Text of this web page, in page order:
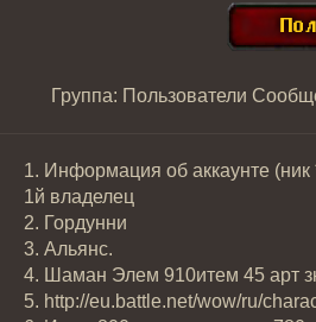
Группа: Пользователи
1. Информация об аккаунте (ник
1й владелец
2. Гордунни
3. Альянс.
4. Шаман Элем 910итем 45 арт
5. http://eu.battle.net/wow/ru/